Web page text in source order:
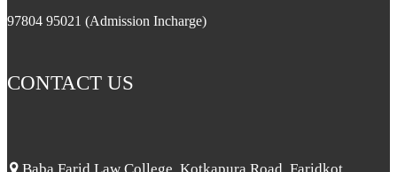
97804 95021 (Admission Incharge)
CONTACT US